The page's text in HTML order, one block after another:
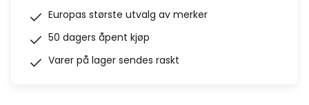
Europas største utvalg av merker
50 dagers åpent kjøp
Varer på lager sendes raskt